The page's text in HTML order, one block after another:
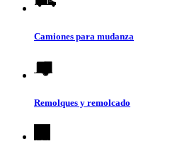
Camiones para mudanza
Remolques y remolcado